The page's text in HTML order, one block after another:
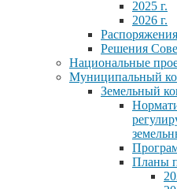
2025 г.
2026 г.
Решения
Национальные
Муниципальный
Земельный
Планы